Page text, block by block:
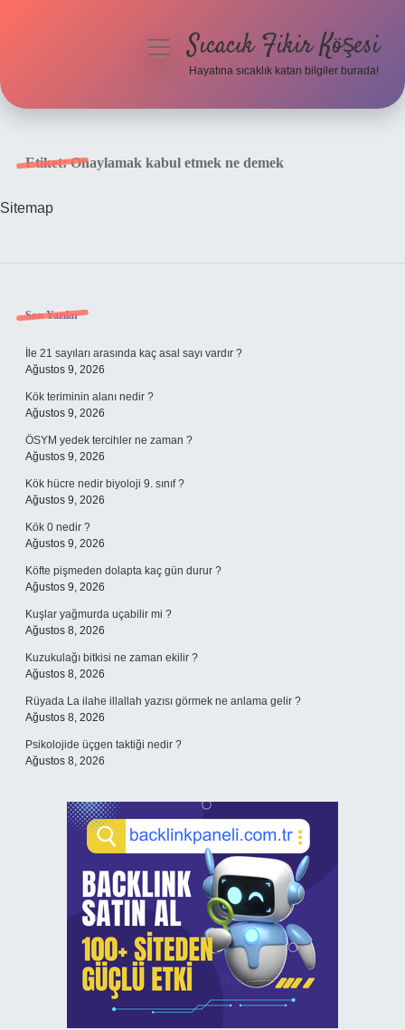
menüyüSıcacık Fikir Köşesi
Hayatına sıcaklık katan bilgiler burada!
Etiket:Onaylamak kabul etmek ne demek
Sitemap
Sidebar
Son Yazılar
İle 21 sayıları arasında kaç asal sayı vardır ?
Ağustos 9, 2026
Kök teriminin alanı nedir ?
Ağustos 9, 2026
ÖSYM yedek tercihler ne zaman ?
Ağustos 9, 2026
Kök hücre nedir biyoloji 9. sınıf ?
Ağustos 9, 2026
Kök 0 nedir ?
Ağustos 9, 2026
Köfte pişmeden dolapta kaç gün durur ?
Ağustos 9, 2026
Kuşlar yağmurda uçabilir mi ?
Ağustos 8, 2026
Kuzukulağı bitkisi ne zaman ekilir ?
Ağustos 8, 2026
Rüyada La ilahe illallah yazısı görmek ne anlama gelir ?
Ağustos 8, 2026
Psikolojide üçgen taktiği nedir ?
Ağustos 8, 2026